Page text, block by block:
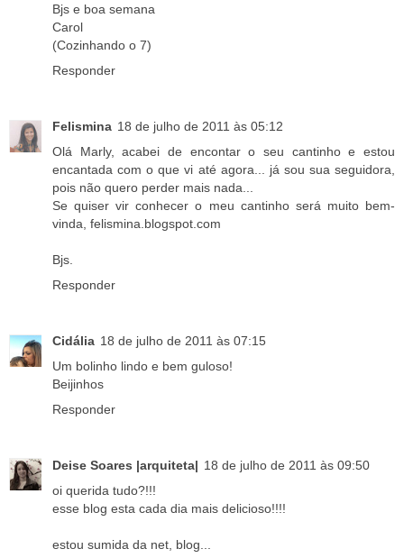
Bjs e boa semana
Carol
(Cozinhando o 7)
Responder
Felismina 18 de julho de 2011 às 05:12
Olá Marly, acabei de encontar o seu cantinho e estou
encantada com o que vi até agora... já sou sua seguidora,
pois não quero perder mais nada...
Se quiser vir conhecer o meu cantinho será muito bem-
vinda, felismina.blogspot.com
Bjs.
Responder
Cidália 18 de julho de 2011 às 07:15
Um bolinho lindo e bem guloso!
Beijinhos
Responder
Deise Soares |arquiteta| 18 de julho de 2011 às 09:50
oi querida tudo?!!!
esse blog esta cada dia mais delicioso!!!!
estou sumida da net, blog...